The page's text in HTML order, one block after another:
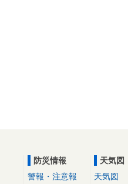
防災情報
警報・注意報
天気図
天気図